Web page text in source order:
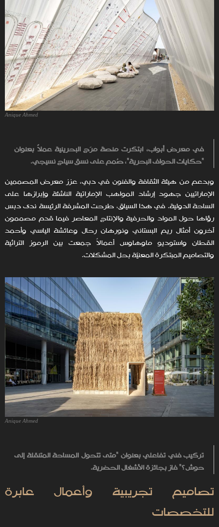
Anique Ahmed
في معرض أبواب، ابتكرت منصة مرَج البحرينية عملاً بعنوان
"حكايات الحواف البحرية"، صُمم على نسق سياج نسيجي.
وبدعم من هيئة الثقافة والفنون في دبي، عزز معرض المصممين
الإماراتيين جهود إرشاد المواهب الإماراتية الناشئة وإبرازها على
الساحة الدولية. في هذا السياق، طرحت المشرفة الرئيسة ندى دبس
رؤاها حول المواد والحرفية والإنتاج المعاصر فيما قدم مصممون
آخرون أمثال ريم البستاني ونورهان رحال وعائشة الياسي وأحمد
القطان واستوديو ماوهاوس أعمالاً جمعت بين الرموز التراثية
والتصاميم المبتكرة المعنيّة بحل المشكلات.
Anique Ahmed
تركيب فني تفاعلي بعنوان "متى تتحول المساحة المتنقلة إلى
حوش؟" فاز بجائزة الأشغال الحضرية.
تصاميم تجريبية وأعمال عابرة
للتخصصات